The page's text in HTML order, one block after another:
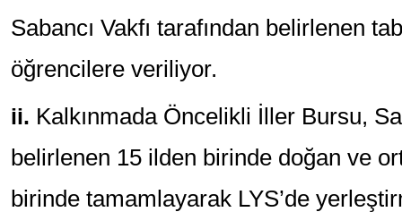
Sabancı Vakfı tarafından belirlenen
öğrencilere veriliyor.
ii. Kalkınmada Öncelikli İller Bursu,
belirlenen 15 ilden birinde doğan ve
birinde tamamlayarak LYS’de